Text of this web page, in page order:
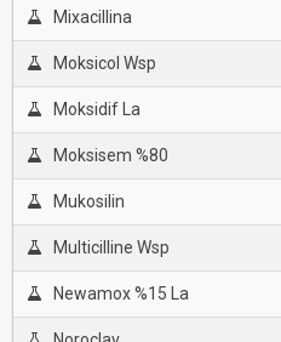
Mixacillina
Moksicol Wsp
Moksidif La
Moksisem %80
Mukosilin
Multicilline Wsp
Newamox %15 La